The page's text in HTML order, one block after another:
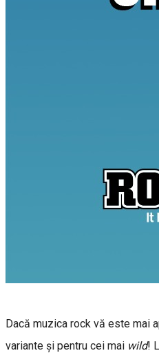
Dacă muzica rock vă este mai
variante și pentru cei mai wild!